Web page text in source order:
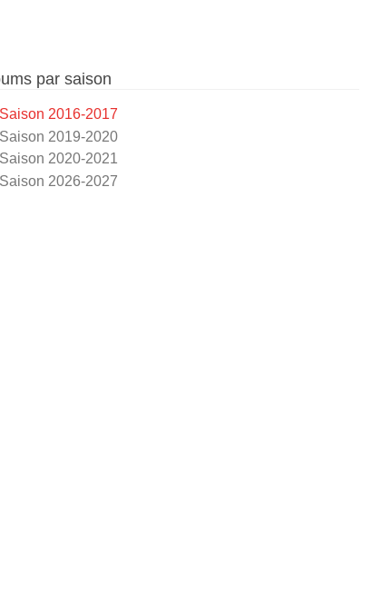
par saison
Saison 2016-2017
Saison 2019-2020
Saison 2020-2021
Saison 2026-2027